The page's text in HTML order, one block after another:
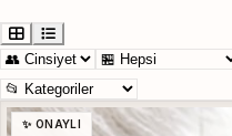
✨ ONAYLI